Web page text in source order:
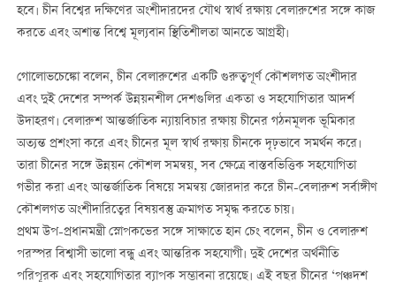
হবে। চীন বিশ্বের দক্ষিণের অংশীদারদের যৌথ স্বার্থ রক্ষায় বেলারুশের সঙ্গে কাজ
করতে এবং অশান্ত বিশ্বে মূল্যবান স্থিতিশীলতা আনতে আগ্রহী।
গোলোভচেঙ্কো বলেন, চীন বেলারুশের একটি গুরুত্বপূর্ণ কৌশলগত অংশীদার
এবং দুই দেশের সম্পর্ক উন্নয়নশীল দেশগুলির একতা ও সহযোগিতার আদর্শ
উদাহরণ। বেলারুশ আন্তর্জাতিক ন্যায়বিচার রক্ষায় চীনের গঠনমূলক ভূমিকার
অত্যন্ত প্রশংসা করে এবং চীনের মূল স্বার্থ রক্ষায় চীনকে দৃঢ়ভাবে সমর্থন করে।
তারা চীনের সঙ্গে উন্নয়ন কৌশল সমন্বয়, সব ক্ষেত্রে বাস্তবভিত্তিক সহযোগিতা
গভীর করা এবং আন্তর্জাতিক বিষয়ে সমন্বয় জোরদার করে চীন-বেলারুশ সর্বাঙ্গীণ
কৌশলগত অংশীদারিত্বের বিষয়বস্তু ক্রমাগত সমৃদ্ধ করতে চায়।
প্রথম উপ-প্রধানমন্ত্রী স্নোপকভের সঙ্গে সাক্ষাতে হান চেং বলেন, চীন ও বেলারুশ
পরস্পর বিশ্বাসী ভালো বন্ধু এবং আন্তরিক সহযোগী। দুই দেশের অর্থনীতি
পরিপূরক এবং সহযোগিতার ব্যাপক সম্ভাবনা রয়েছে। এই বছর চীনের ‘পঞ্চদশ